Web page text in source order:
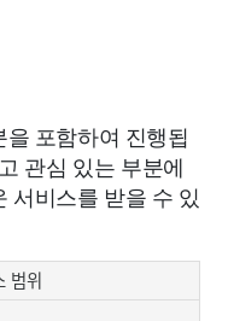
포함하여 진행됩
관심 있는 부분에
서비스를 받을 수 있
범위